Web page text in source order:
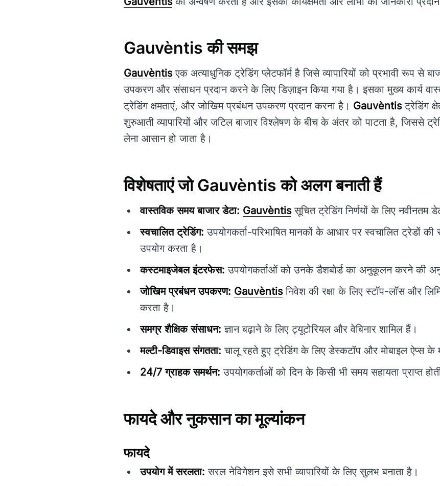
Gauvèntis की समझ
Gauvèntisएक अत्याधुनिक ट्रेडिंग प्लेटफॉर्म है जिसे व्यापारियों को प्रभावी रूप से
उपकरण और संसाधन प्रदान करने के लिए डिज़ाइन किया गया है। इसका मुख्य कार्य
ट्रेडिंग क्षमताएं, और जोखिम प्रबंधन उपकरण प्रदान करना है। Gauvèntisट्रेडिंग
शुरुआती व्यापारियों और जटिल बाजार विश्लेषण के बीच के अंतर को पाटता है, जिससे
लेना आसान हो जाता है।
विशेषताएं जो Gauvèntis को अलग बनाती हैं
वास्तविक समय बाजार डेटा: Gauvèntisसूचित ट्रेडिंग निर्णयों के लिए नवीनतम
स्वचालित ट्रेडिंग: उपयोगकर्ता-परिभाषित मानकों के आधार पर स्वचालित ट्रेडों की
उपयोग करता है।
कस्टमाइजेबल इंटरफेस: उपयोगकर्ताओं को उनके डैशबोर्ड का अनुकूलन करने की
जोखिम प्रबंधन उपकरण: Gauvèntisनिवेश की रक्षा के लिए स्टॉप-लॉस और
करता है।
समग्र शैक्षिक संसाधन: ज्ञान बढ़ाने के लिए ट्यूटोरियल और वेबिनार शामिल हैं।
मल्टी-डिवाइस संगतता: चालू रहते हुए ट्रेडिंग के लिए डेस्कटॉप और मोबाइल ऐप्स के
24/7 ग्राहक समर्थन: उपयोगकर्ताओं को दिन के किसी भी समय सहायता प्राप्त
फायदे और नुकसान का मूल्यांकन
फायदे
उपयोग में सरलता: सरल नेविगेशन इसे सभी व्यापारियों के लिए सुलभ बनाता है।